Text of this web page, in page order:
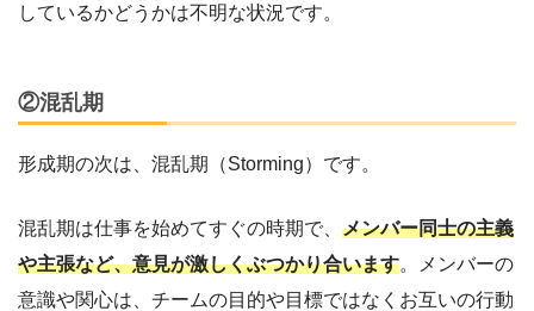
しているかどうかは不明な状況です。
②混乱期
形成期の次は、混乱期（Storming）です。
混乱期は仕事を始めてすぐの時期で、 メンバー同士の主義
や主張など、意見が激しくぶつかり合います。メンバーの
意識や関心は、チームの目的や目標ではなくお互いの行動